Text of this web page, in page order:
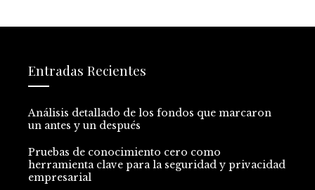
Entradas Recientes
Análisis detallado de los fondos que marcaron
un antes y un después
Pruebas de conocimiento cero como
herramienta clave para la seguridad y privacidad
empresarial